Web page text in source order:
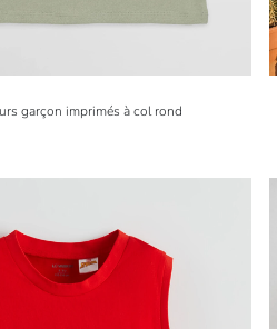
garçon imprimés à col rond